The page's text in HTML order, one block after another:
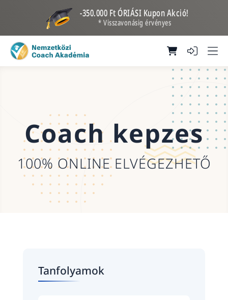
-350.000 Ft ÓRIÁSI Kupon Akció!
* Visszavonásig érvényes
Coach kepzes
100% ONLINE ELVÉGEZHETŐ
Tanfolyamok